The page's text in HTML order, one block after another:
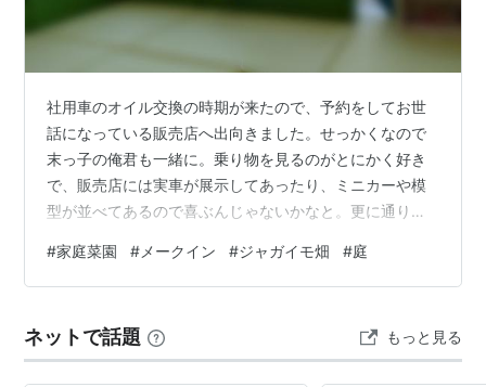
社用車のオイル交換の時期が来たので、予約をしてお世
話になっている販売店へ出向きました。せっかくなので
末っ子の俺君も一緒に。乗り物を見るのがとにかく好き
で、販売店には実車が展示してあったり、ミニカーや模
型が並べてあるので喜ぶんじゃないかなと。更に通り沿
彼にとっては素晴らしい場所に感じられると思います。
家庭菜園の植え付け じゃがいも（メークイン） 大きい種
きに植えるか 施肥、覆土 植え付け終了 家庭菜園の植え
付け 1週間ほど前にじゃがいもの植え付け場所を整備して
#家庭菜園 # メークイン #ジャガイモ畑 #庭
ネットで話題 もっと見る